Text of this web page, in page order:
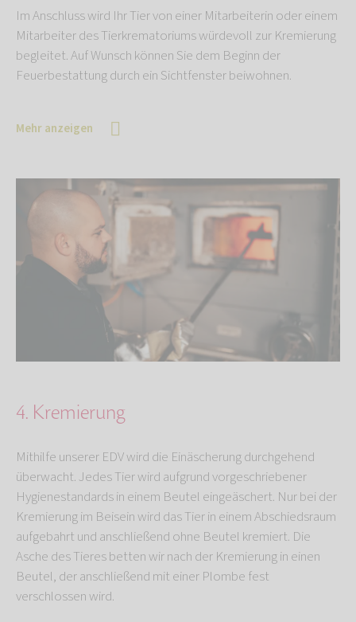
Im Anschluss wird Ihr Tier von einer Mitarbeiterin oder einem
Mitarbeiter des Tierkrematoriums würdevoll zur Kremierung
begleitet. Auf Wunsch können Sie dem Beginn der
Feuerbestattung durch ein Sichtfenster beiwohnen.
Mehr anzeigen
4. Kremierung
Mithilfe unserer EDV wird die Einäscherung durchgehend
überwacht. Jedes Tier wird aufgrund vorgeschriebener
Hygienestandards in einem Beutel eingeäschert. Nur bei der
Kremierung im Beisein wird das Tier in einem Abschiedsraum
aufgebahrt und anschließend ohne Beutel kremiert. Die
Asche des Tieres betten wir nach der Kremierung in einen
Beutel, der anschließend mit einer Plombe fest
verschlossen wird.